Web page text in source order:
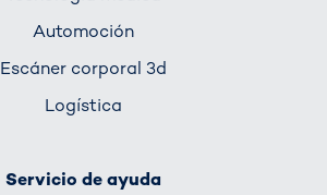
Automoción
Escáner corporal 3d
Logística
Servicio de ayuda